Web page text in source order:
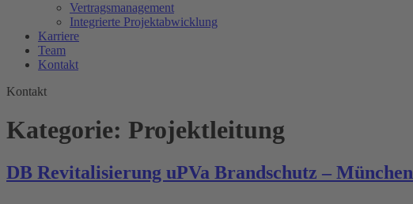
Vertragsmanagement
Integrierte Projektabwicklung
Karriere
Team
Kontakt
Kontakt
Kategorie: Projektleitung
DB Revitalisierung uPVa Brandschutz – München